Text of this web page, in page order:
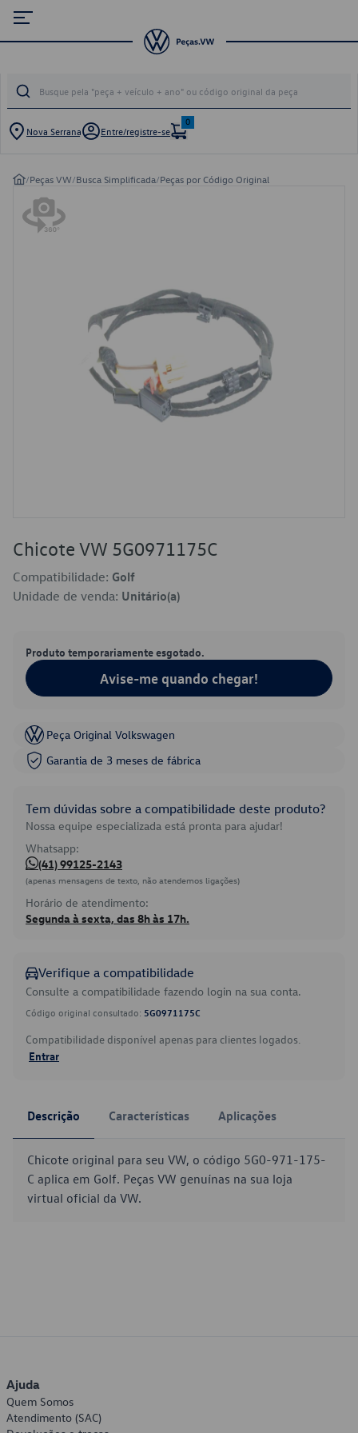
Nova Serrana Entre/registre-se
0
/Peças VW/Busca Simplificada/Peças por Código Original
Chicote VW 5G0971175C
Compatibilidade: Golf
Unidade de venda: Unitário(a)
Produto temporariamente esgotado.
Avise-me quando chegar!
Peça Original Volkswagen
Garantia de 3 meses de fábrica
Tem dúvidas sobre a compatibilidade deste produto?
Nossa equipe especializada está pronta para ajudar!
Whatsapp:
(41) 99125-2143
(apenas mensagens de texto, não atendemos ligações)
Horário de atendimento:
Segunda à sexta, das 8h às 17h.
Verifique a compatibilidade
Consulte a compatibilidade fazendo login na sua conta.
Código original consultado: 5G0971175C
Compatibilidade disponível apenas para clientes logados.
Entrar
Descrição Características Aplicações
Chicote original para seu VW, o código 5G0-971-175-
C aplica em Golf. Peças VW genuínas na sua loja
virtual oficial da VW.
Ajuda
Quem Somos
Atendimento (SAC)